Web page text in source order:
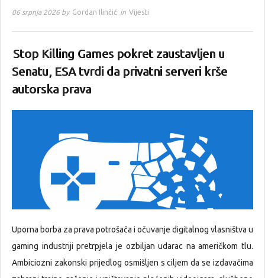
06 srpnja 2026 by Gordan Ilinčić in Vijesti
Stop Killing Games pokret zaustavljen u
Senatu, ESA tvrdi da privatni serveri krše
autorska prava
Uporna borba za prava potrošača i očuvanje digitalnog vlasništva u
gaming industriji pretrpjela je ozbiljan udarac na američkom tlu.
Ambiciozni zakonski prijedlog osmišljen s ciljem da se izdavačima